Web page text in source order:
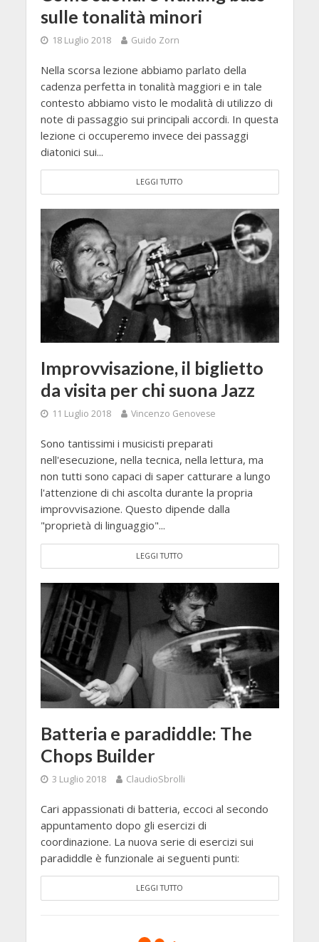
sulle tonalità minori
18 Luglio 2018 Guido Zorn
Nella scorsa lezione abbiamo parlato della
cadenza perfetta in tonalità maggiori e in tale
contesto abbiamo visto le modalità di utilizzo di
note di passaggio sui principali accordi. In questa
lezione ci occuperemo invece dei passaggi
diatonici sui...
LEGGI TUTTO
Improvvisazione, il biglietto
da visita per chi suona Jazz
11 Luglio 2018 Vincenzo Genovese
Sono tantissimi i musicisti preparati
nell'esecuzione, nella tecnica, nella lettura, ma
non tutti sono capaci di saper catturare a lungo
l'attenzione di chi ascolta durante la propria
improvvisazione. Questo dipende dalla
"proprietà di linguaggio"...
LEGGI TUTTO
Batteria e paradiddle: The
Chops Builder
3 Luglio 2018 ClaudioSbrolli
Cari appassionati di batteria, eccoci al secondo
appuntamento dopo gli esercizi di
coordinazione. La nuova serie di esercizi sui
paradiddle è funzionale ai seguenti punti:
LEGGI TUTTO